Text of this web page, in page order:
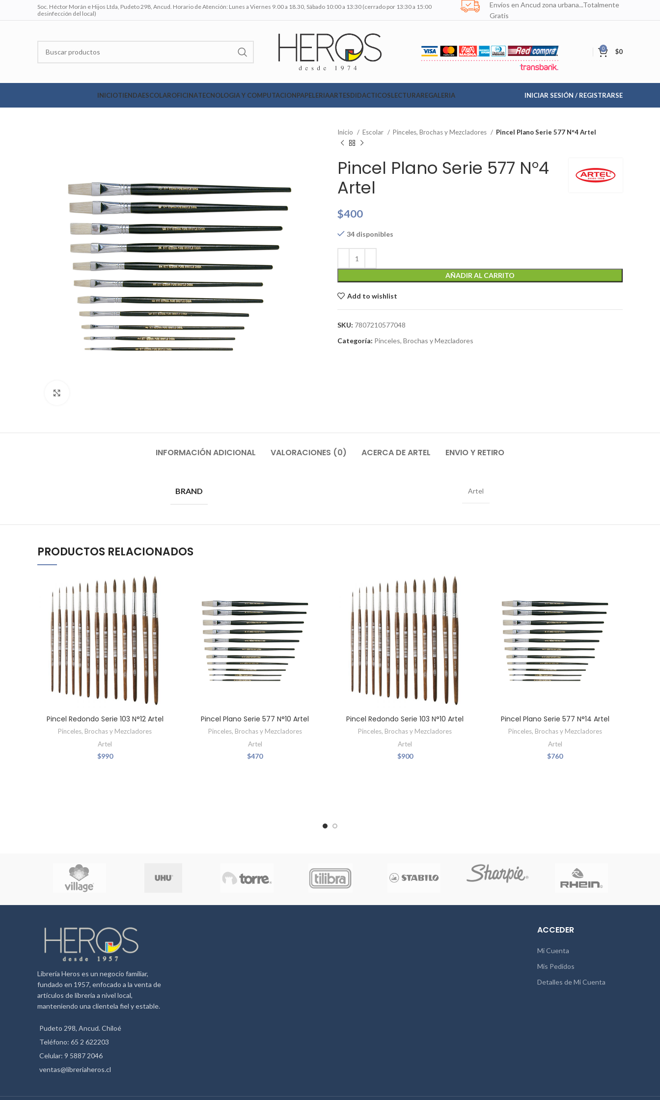
Soc. Héctor Morán e Hijos Ltda, Pudeto 298, Ancud. Horario de Atención: Lunes a Viernes 9.00 a 18.30, Sábado 10:00 a 13:30 (cerrado por 13:30 a 15:00
desinfección del local)
Envíos en Ancud zona urbana...Totalmente
Gratis
0 $0
INICIOTIENDAESCOLAROFICINATECNOLOGIA Y COMPUTACIONPAPELERIAARTESDIDACTICOSLECTURAREGALERIA INICIAR SESIÓN / REGISTRARSE
Inicio Escolar Pinceles, Brochas y Mezcladores Pincel Plano Serie 577 N°4 Artel
Pincel Plano Serie 577 N°4
Artel
$400
34 disponibles
AÑADIR AL CARRITO
Add to wishlist
SKU: 7807210577048
Categoría: Pinceles, Brochas y Mezcladores
INFORMACIÓN ADICIONAL VALORACIONES (0) ACERCA DE ARTEL ENVIO Y RETIRO
BRAND Artel
PRODUCTOS RELACIONADOS
Pincel Redondo Serie 103 N°12 Artel
Pinceles, Brochas y Mezcladores
Artel
$990
Pincel Plano Serie 577 N°10 Artel
Pinceles, Brochas y Mezcladores
Artel
$470
Pincel Redondo Serie 103 N°10 Artel
Pinceles, Brochas y Mezcladores
Artel
$900
Pincel Plano Serie 577 N°14 Artel
Pinceles, Brochas y Mezcladores
Artel
$760
Librería Heros es un negocio familiar,
fundado en 1957, enfocado a la venta de
artículos de librería a nivel local,
manteniendo una clientela fiel y estable.
Pudeto 298, Ancud. Chiloé
Teléfono: 65 2 622203
Celular: 9 5887 2046
ventas@libreriaheros.cl
ACCEDER
Mi Cuenta
Mis Pedidos
Detalles de Mi Cuenta